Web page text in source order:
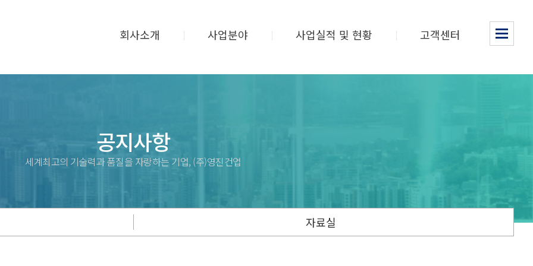
회사소개 사업분야 사업실적 및 현황 고객센터
공지사항
세계최고의 기술력과 품질을 자랑하는 기업, (주)영진건업
자료실